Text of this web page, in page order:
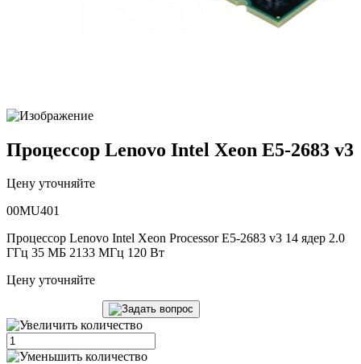
Процессор Lenovo Intel Xeon E5-2683 v3
Цену уточняйте
00MU401
Процессор Lenovo Intel Xeon Processor E5-2683 v3 14 ядер 2.0
ГГц 35 МБ 2133 МГц 120 Вт
Цену уточняйте